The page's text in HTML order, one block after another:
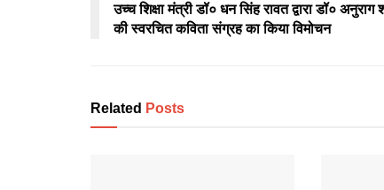
उच्च शिक्षा मंत्री डॉ० धन सिंह रावत द्वारा डॉ० अनुराग
की स्वरचित कविता संग्रह का किया विमोचन
Related Posts